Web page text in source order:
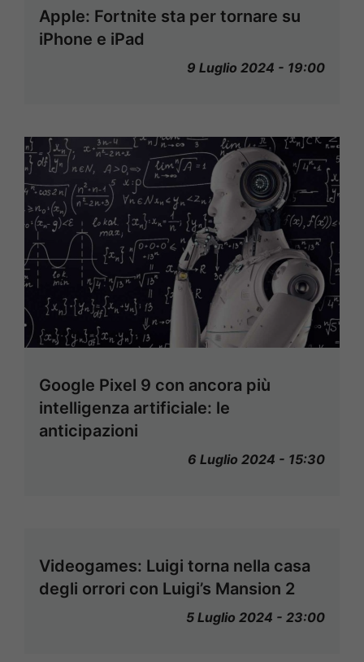
Apple: Fortnite sta per tornare su
iPhone e iPad
9 Luglio 2024 - 19:00
Google Pixel 9 con ancora più
intelligenza artificiale: le
anticipazioni
6 Luglio 2024 - 15:30
Videogames: Luigi torna nella casa
degli orrori con Luigi’s Mansion 2
5 Luglio 2024 - 23:00